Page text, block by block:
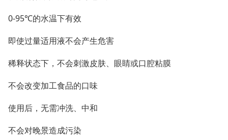
0-95℃的水温下有效
即使过量适用液不会产生危害
稀释状态下，不会刺激皮肤、眼睛或口腔粘膜
不会改变加工食品的口味
使用后，无需冲洗、中和
不会对晚景造成污染